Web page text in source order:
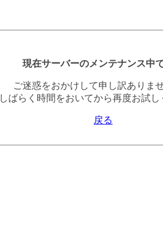
現在サーバーのメンテナンス中で
ご迷惑をおかけして申し訳ありませ
しばらく時間をおいてから再度お試し
戻る